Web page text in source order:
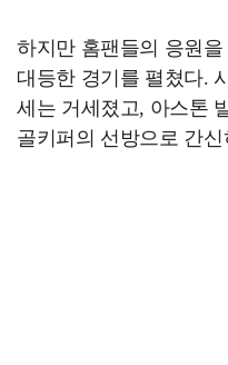
하지만 홈팬들의 응원
대등한 경기를 펼쳤다.
세는 거세졌고, 아스톤
골키퍼의 선방으로 간